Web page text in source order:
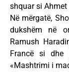
shquar si
Në mërgatë,
dukshëm në
Ramush
Francë si dhe
«Mashtrimi i